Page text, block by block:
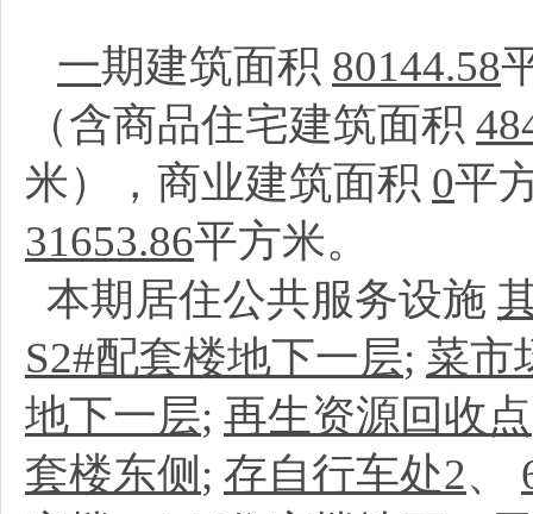
一期建筑面积 80144.58
（含商品住宅建筑面积
米），商业建筑面积 0平
31653.86平方米。
本期居住公共服务设施
S2#配套楼地下一层; 菜市
地下一层; 再生资源回收点
套楼东侧 ; 存自行车处2、